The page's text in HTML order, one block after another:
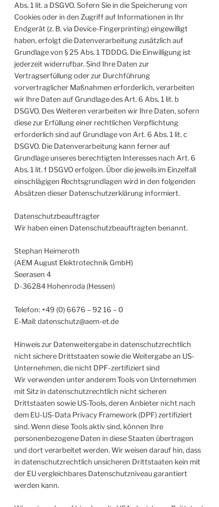
Abs. 1 lit. a DSGVO. Sofern Sie in die Speicherung von
Cookies oder in den Zugriff auf Informationen in Ihr
Endgerät (z. B. via Device-Fingerprinting) eingewilligt
haben, erfolgt die Datenverarbeitung zusätzlich auf
Grundlage von § 25 Abs. 1 TDDDG. Die Einwilligung ist
jederzeit widerrufbar. Sind Ihre Daten zur
Vertragserfüllung oder zur Durchführung
vorvertraglicher Maßnahmen erforderlich, verarbeiten
wir Ihre Daten auf Grundlage des Art. 6 Abs. 1 lit. b
DSGVO. Des Weiteren verarbeiten wir Ihre Daten, sofern
diese zur Erfüllung einer rechtlichen Verpflichtung
erforderlich sind auf Grundlage von Art. 6 Abs. 1 lit. c
DSGVO. Die Datenverarbeitung kann ferner auf
Grundlage unseres berechtigten Interesses nach Art. 6
Abs. 1 lit. f DSGVO erfolgen. Über die jeweils im Einzelfall
einschlägigen Rechtsgrundlagen wird in den folgenden
Absätzen dieser Datenschutzerklärung informiert.
Datenschutz­beauftragter
Wir haben einen Datenschutzbeauftragten benannt.
Stephan Heimeroth
(AEM August Elektrotechnik GmbH)
Seerasen 4
D-36284 Hohenroda (Hessen)
Telefon: +49 (0) 6676 – 92 16 – 0
E-Mail: datenschutz@aem-et.de
Hinweis zur Datenweitergabe in datenschutzrechtlich
nicht sichere Drittstaaten sowie die Weitergabe an US-
Unternehmen, die nicht DPF-zertifiziert sind
Wir verwenden unter anderem Tools von Unternehmen
mit Sitz in datenschutzrechtlich nicht sicheren
Drittstaaten sowie US-Tools, deren Anbieter nicht nach
dem EU-US-Data Privacy Framework (DPF) zertifiziert
sind. Wenn diese Tools aktiv sind, können Ihre
personenbezogene Daten in diese Staaten übertragen
und dort verarbeitet werden. Wir weisen darauf hin, dass
in datenschutzrechtlich unsicheren Drittstaaten kein mit
der EU vergleichbares Datenschutzniveau garantiert
werden kann.